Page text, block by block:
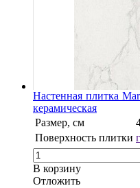
Настенная плитка
керамическая
Размер, см
Поверхность плитки
В корзину
Oтложить